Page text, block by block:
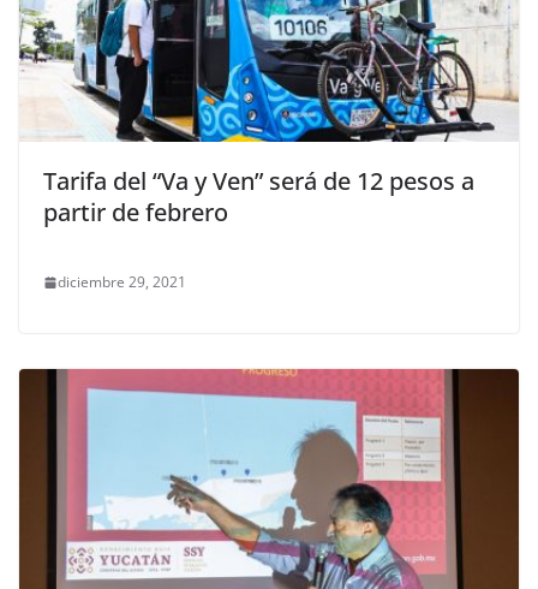
Tarifa del “Va y Ven” será de 12 pesos a
partir de febrero
diciembre 29, 2021